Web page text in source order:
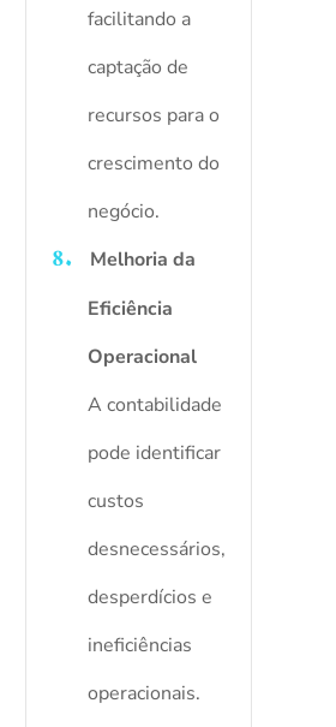
facilitando a
captação de
recursos para o
crescimento do
negócio.
Melhoria da
Eficiência
Operacional
A contabilidade
pode identificar
custos
desnecessários,
desperdícios e
ineficiências
operacionais.